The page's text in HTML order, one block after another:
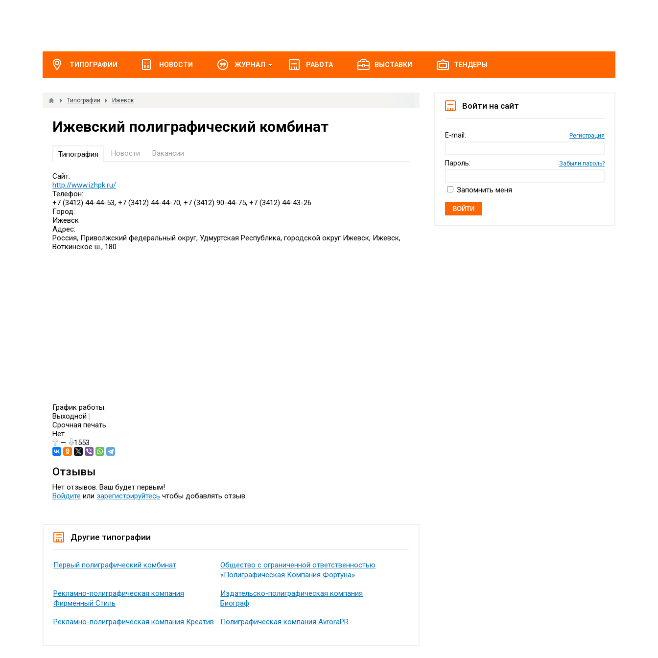
ТИПОГРАФИИ НОВОСТИ ЖУРНАЛ РАБОТА ВЫСТАВКИ ТЕНДЕРЫ
Типографии Ижевск
Ижевский полиграфический комбинат
Типография Новости Вакансии
Сайт:
http://www.izhpk.ru/
Телефон:
+7 (3412) 44-44-53, +7 (3412) 44-44-70, +7 (3412) 90-44-75, +7 (3412) 44-43-26
Город:
Ижевск
Адрес:
Россия, Приволжский федеральный округ, Удмуртская Республика, городской округ Ижевск, Ижевск,
Воткинское ш., 180
График работы:
Выходной
Срочная печать:
Нет
—
1553
Отзывы
Нет отзывов. Ваш будет первым!
Войдите или зарегистрируйтесь чтобы добавлять отзыв
Другие типографии
Первый полиграфический комбинат
Общество с ограниченной ответственностью
«Полиграфическая Компания Фортуна»
Рекламно-полиграфическая компания
Фирменный Стиль
Издательско-полиграфическая компания
Биограф
Рекламно-полиграфическая компания Креатив Полиграфическая компания AvroraPR
Войти на сайт
E-mail: Регистрация
Пароль: Забыли пароль?
Запомнить меня